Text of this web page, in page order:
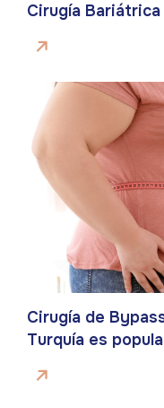
Cirugía
Cirugía de
Turquía es